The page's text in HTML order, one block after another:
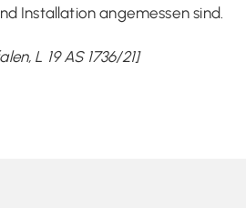
Installation angemessen sind.
L 19 AS 1736/21]